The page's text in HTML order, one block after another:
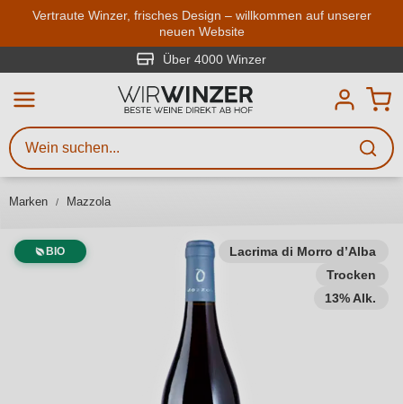
Zum Hauptinhalt springen
Vertraute Winzer, frisches Design – willkommen auf unserer
neuen Website
Über 4000 Winzer
Marken Mazzola
Lacrima di Morro d’Alba
Trocken
13% Alk.
BIO
Weinsuche
Mindestens 3 Zeichen eingeben
Beschreiben Sie, welchen Wein
Sie suchen – ob nach Geschmack,